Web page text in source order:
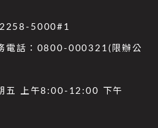
5000#1
電話：0800-000321(限辦公
五 上午8:00-12:00 下午